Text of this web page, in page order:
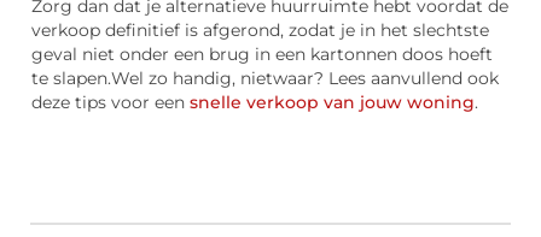
Zorg dan dat je alternatieve huurruimte hebt voordat de
verkoop definitief is afgerond, zodat je in het slechtste
geval niet onder een brug in een kartonnen doos hoeft
te slapen.Wel zo handig, nietwaar? Lees aanvullend ook
deze tips voor een snelle verkoop van jouw woning.